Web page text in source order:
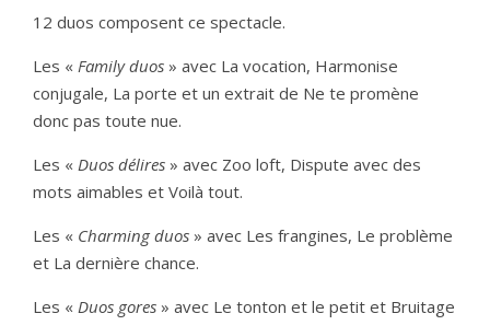
12 duos composent ce spectacle.
Les « Family duos » avec La vocation, Harmonise
conjugale, La porte et un extrait de Ne te promène
donc pas toute nue.
Les « Duos délires » avec Zoo loft, Dispute avec des
mots aimables et Voilà tout.
Les « Charming duos » avec Les frangines, Le problème
et La dernière chance.
Les « Duos gores » avec Le tonton et le petit et Bruitage